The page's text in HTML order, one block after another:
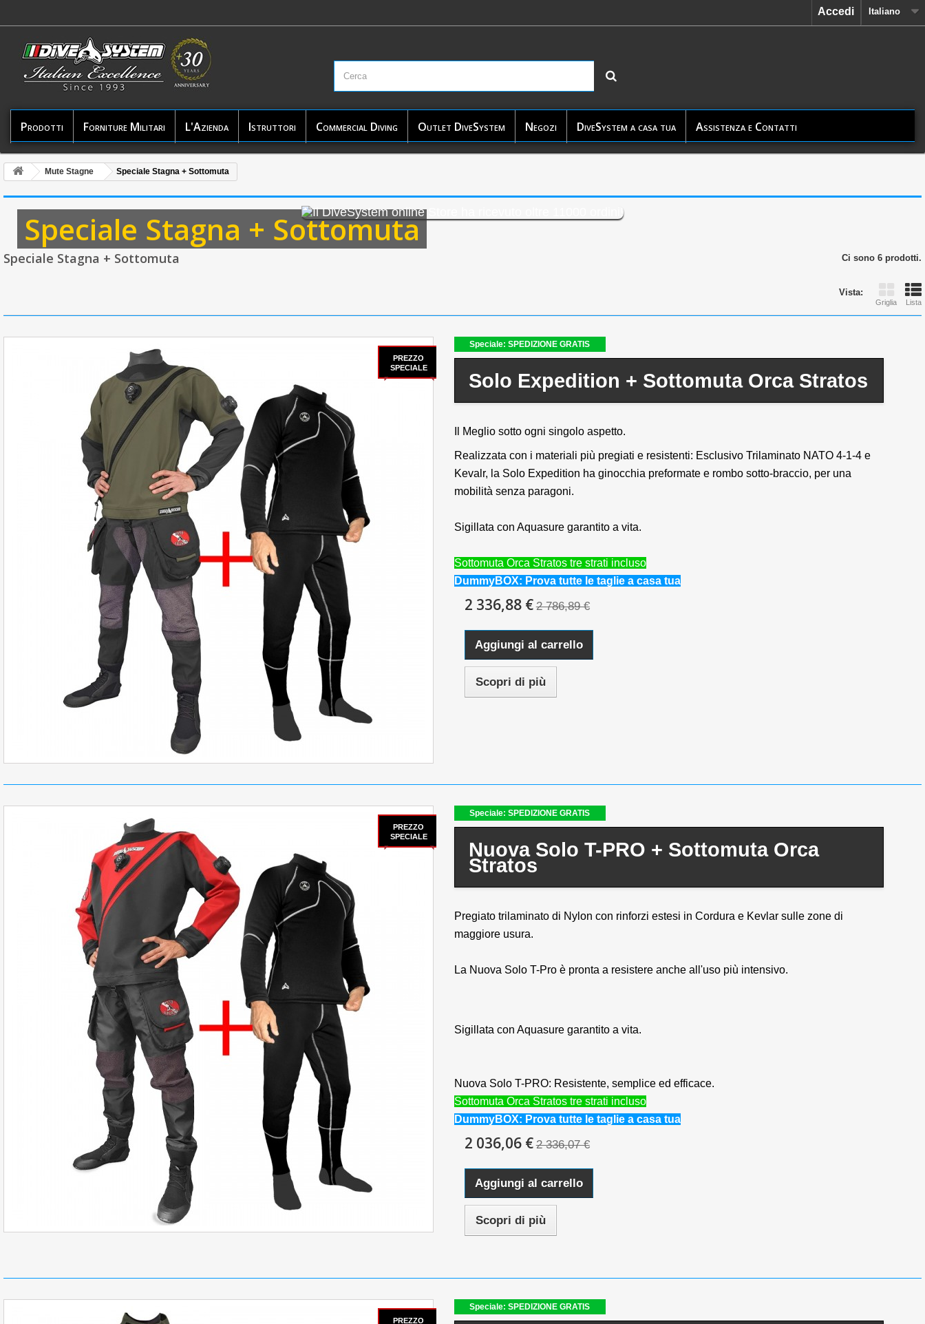
Italiano
Accedi
Prodotti Forniture Militari L'Azienda Istruttori Commercial Diving Outlet DiveSystem Negozi DiveSystem a casa tua Assistenza e Contatti
Mute Stagne Speciale Stagna + Sottomuta
Speciale Stagna + Sottomuta
Speciale Stagna + Sottomuta Ci sono 6 prodotti.
Vista:
Griglia Lista
PREZZO
SPECIALE
Speciale: SPEDIZIONE GRATIS
Solo Expedition + Sottomuta Orca Stratos
Il Meglio sotto ogni singolo aspetto.
Realizzata con i materiali più pregiati e resistenti: Esclusivo Trilaminato NATO 4-1-4 e
Kevalr, la Solo Expedition ha ginocchia preformate e rombo sotto-braccio, per una
mobilità senza paragoni.
Sigillata con Aquasure garantito a vita.
Sottomuta Orca Stratos tre strati incluso
DummyBOX: Prova tutte le taglie a casa tua
2 336,88 € 2 786,89 €
Aggiungi al carrello
Scopri di più
PREZZO
SPECIALE
Speciale: SPEDIZIONE GRATIS
Nuova Solo T-PRO + Sottomuta Orca
Stratos
Pregiato trilaminato di Nylon con rinforzi estesi in Cordura e Kevlar sulle zone di
maggiore usura.
La Nuova Solo T-Pro è pronta a resistere anche all'uso più intensivo.
Sigillata con Aquasure garantito a vita.
Nuova Solo T-PRO: Resistente, semplice ed efficace.
Sottomuta Orca Stratos tre strati incluso
DummyBOX: Prova tutte le taglie a casa tua
2 036,06 € 2 336,07 €
Aggiungi al carrello
Scopri di più
PREZZO
Speciale: SPEDIZIONE GRATIS